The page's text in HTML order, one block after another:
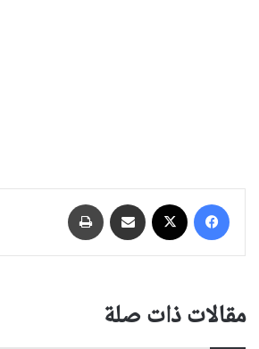
فيسبوك مشاركة عبر البريد
مقالات ذات صلة